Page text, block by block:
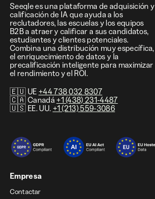
Seeqle es una plataforma de adquisición y
calificación de IA que ayuda a los
reclutadores, las escuelas y los equipos
B2B a atraer y calificar a sus candidatos,
estudiantes y clientes potenciales.
Combina una distribución muy específica,
el enriquecimiento de datos y la
precalificación inteligente para maximizar
el rendimiento y el ROI.
🇪🇺 UE +44 738 032 8307
🇨🇦 Canadá +1 (438) 231-4487
🇺🇸 EE. UU. +1 (213) 559-3086
Empresa
Contactar